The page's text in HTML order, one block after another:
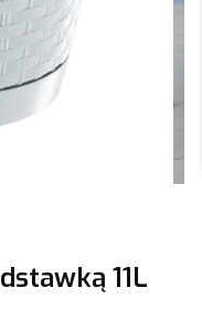
11L